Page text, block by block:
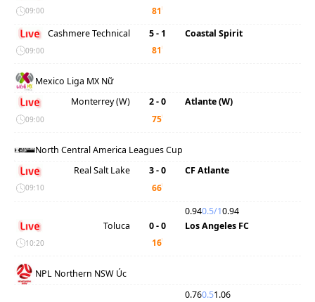
09:00 81'
Cashmere Technical 5 - 1 Coastal Spirit
09:00 81'
Mexico Liga MX Nữ
Monterrey (W)
2 - 0 Atlante (W)
09:00 75'
North Central America Leagues Cup
Real Salt Lake
3 - 0 CF Atlante
09:10 66'
0.940.5/10.94
Toluca
0 - 0 Los Angeles FC
10:20 16'
NPL Northern NSW Úc
0.760.51.06